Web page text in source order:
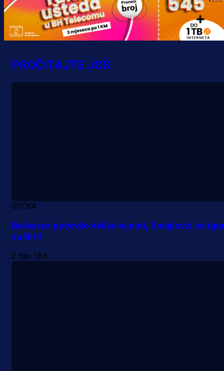
A Selekcija
Lukić seli u Bundesligu? Dva
PROČITAJTE JOŠ
GRČKA
Barbarez potvrdio velike vijesti, Smajlović će
za BiH!
2 dan 18 h